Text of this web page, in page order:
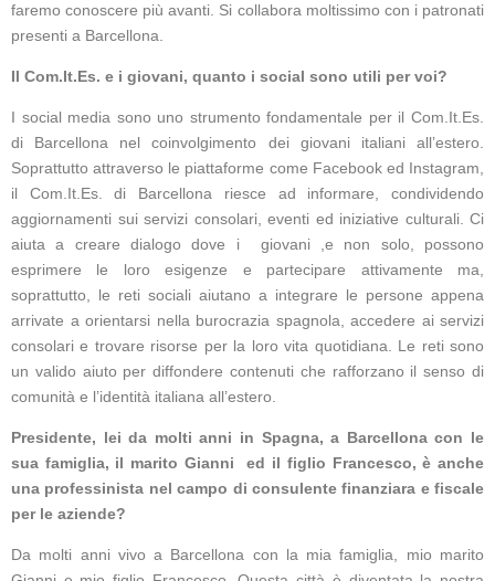
faremo conoscere più avanti. Si collabora moltissimo con i patronati
presenti a Barcellona.
Il Com.It.Es. e i giovani, quanto i social sono utili per voi?
I social media sono uno strumento fondamentale per il Com.It.Es.
di Barcellona nel coinvolgimento dei giovani italiani all’estero.
Soprattutto attraverso le piattaforme come Facebook ed Instagram,
il Com.It.Es. di Barcellona riesce ad informare, condividendo
aggiornamenti sui servizi consolari, eventi ed iniziative culturali. Ci
aiuta a creare dialogo dove i giovani ,e non solo, possono
esprimere le loro esigenze e partecipare attivamente ma,
soprattutto, le reti sociali aiutano a integrare le persone appena
arrivate a orientarsi nella burocrazia spagnola, accedere ai servizi
consolari e trovare risorse per la loro vita quotidiana. Le reti sono
un valido aiuto per diffondere contenuti che rafforzano il senso di
comunità e l’identità italiana all’estero.
Presidente, lei da molti anni in Spagna, a Barcellona con le
sua famiglia, il marito Gianni ed il figlio Francesco, è anche
una professinista nel campo di consulente finanziara e fiscale
per le aziende?
Da molti anni vivo a Barcellona con la mia famiglia, mio marito